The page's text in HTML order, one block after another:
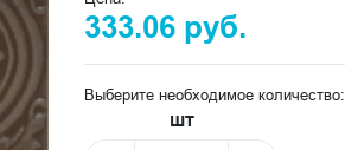
333.06 руб.
Выберите необходимое количество:
шт